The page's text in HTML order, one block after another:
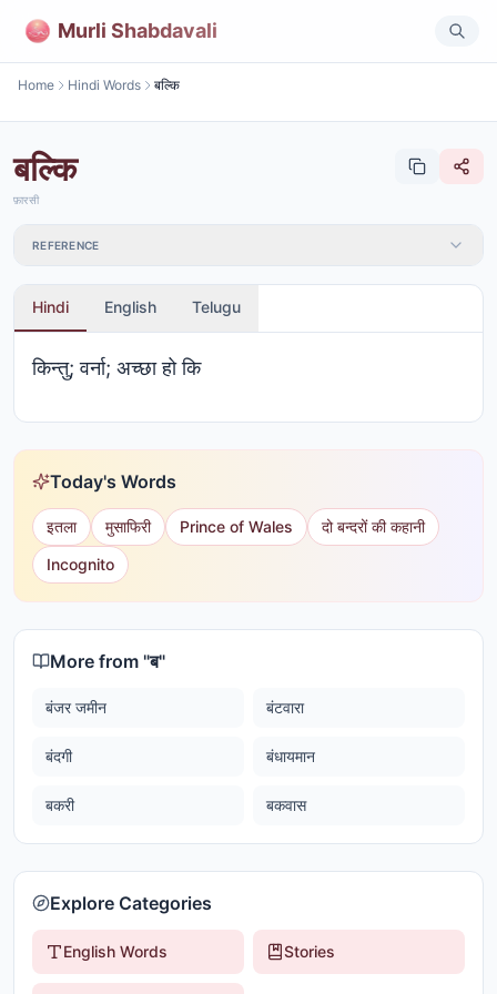
Murli Shabdavali
Home Hindi Words बल्कि
बल्कि
फ़ारसी
REFERENCE
Hindi English Telugu
किन्तु; वर्ना; अच्छा हो कि
Today's Words
इतला मुसाफिरी Prince of Wales
दो बन्दरों की कहानी
Incognito
More from "ब"
बंजर जमीन बंटवारा
बंदगी बंधायमान
बकरी बकवास
Explore Categories
English Words Stories